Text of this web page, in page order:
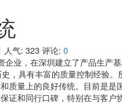
人气: 323 评论: 0
业，在深圳建立了产品生产
，具有丰富的质量控制经验
质量上的良好传统。目前是是
证和同行口碑，特别在与客户